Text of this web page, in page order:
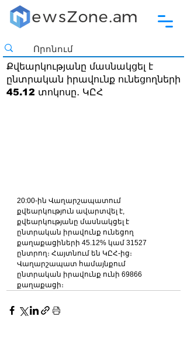
Քվեարկությանը մասնակցել է
ընտրական իրավունք ունեցողների
45.12 տոկոսը․ ԿԸՀ
20:00-ին Վաղարշապատում
քվեարկություն ավարտվել է,
քվեարկությանը մասնակցել է
ընտրական իրավունք ունեցող
քաղաքացիների 45.12% կամ 31527
ընտրող։ Հայտնում են ԿԸՀ-ից։
Վաղարշապատ համայնքում
ընտրական իրավունք ունի 69866
քաղաքացի։